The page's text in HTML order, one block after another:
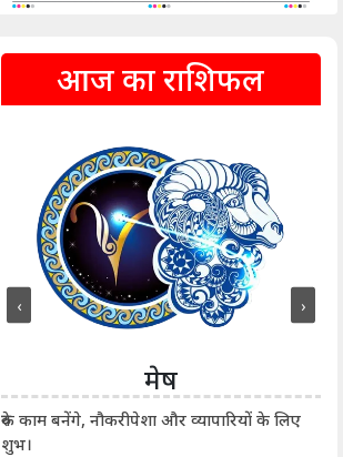
आज का राशिफल
मेष
रुके काम बनेंगे, नौकरीपेशा और व्यापारियों के लिए
शुभ।
‹ ›